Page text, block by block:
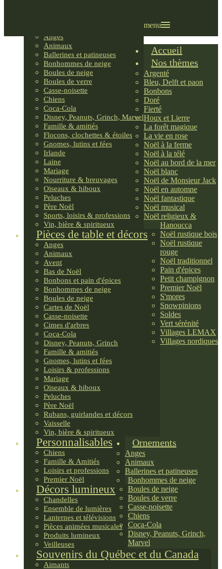
Anges
Animaux
Ballerines et patineuses
Bonhommes de neige
Boules de neige
Boules de verre
Casse-noisette
Chiens
Coca-Cola
Disney, Peanuts, Grinch, Marvel
Famille & amitiés
Flocons, clochettes & étoiles
Gnomes, lutins et fées
Irlande
Laine
Mariage
Nourriture & breuvages
Oiseaux & hiboux
Peluches
Père Noël
Sports, loisirs & professions
Vin, bière & spiritueux
Pièces de table et décors
Anges
Animaux
Avent
Bas de Noël
Bonbons et pain d'épices
Bonhommes de neige
Boules de neige
Cartes de Noël
Casse-noisette
Cimes d'arbres
Coca-Cola
Disney, Peanuts, Grinch
Famille & amitiés
Gnomes, lutins et fées
Loisirs & professions
Mariage
Oiseaux & hiboux
Peluches
Père Noël
Rubans, guirlandes et décors
Vaisselle
Vin, bière & spiritueux
Personnalisables
Chiens
Famille & Amitiés
Loisirs et professions
Premier Noël
Décors lumineux
Chandelles
Ensemble de lumières
Lanternes et télévisions
Pièces animées musicales
Produits lumineux
Veilleuses
Souvenirs du Québec et du Canada
Aimants
menu
Accueil
Nos thèmes
Argenté
Bleu, Delft et paon
Bonbons
Doré
Fierté
Houx et Lierre
La forêt magique
La vie en rose
Noël à la ferme
Noël à la télé
Noël au bord de la mer
Noël blanc
Noël de Monsieur Jack
Noël en automne
Noël fantastique
Noël musical
Noël religieux &
Hanoucca
Noël rustique bois
Noël rustique
rouge
Noël traditionnel
Pain d'épices
Petit champignon
Premier Noël
S'mores
Snowpinions
Soldes
Vert sérénité
Villages LEMAX
Villages nordiques
Ornements
Anges
Animaux
Ballerines et patineuses
Bonhommes de neige
Boules de neige
Boules de verre
Casse-noisette
Chiens
Coca-Cola
Disney, Peanuts, Grinch,
Marvel